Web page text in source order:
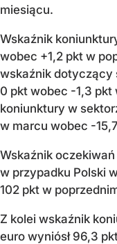
miesiącu.
Wskaźnik
wobec +1,2 pkt w
wskaźnik dotyczący
0 pkt wobec -1,3 pkt
koniunktury w
w marcu wobec -
Wskaźnik
w przypadku Polski
102 pkt w
Z kolei wskaźnik
euro wyniósł 96,3